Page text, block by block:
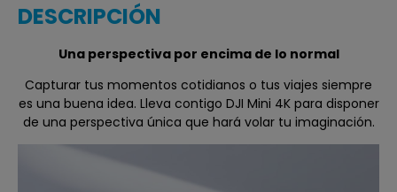
DESCRIPCIÓN
Una perspectiva por encima de lo normal
Capturar tus momentos cotidianos o tus viajes siempre
es una buena idea. Lleva contigo DJI Mini 4K para disponer
de una perspectiva única que hará volar tu imaginación.